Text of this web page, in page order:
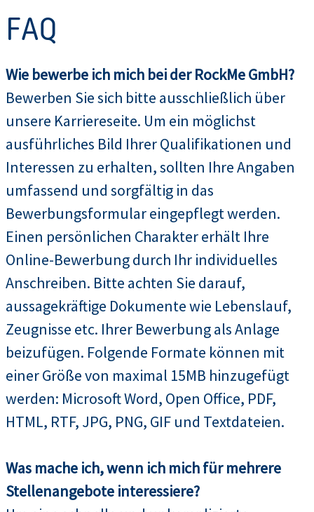
FAQ
Wie bewerbe ich mich bei der RockMe GmbH?
Bewerben Sie sich bitte ausschließlich über
unsere Karriereseite. Um ein möglichst
ausführliches Bild Ihrer Qualifikationen und
Interessen zu erhalten, sollten Ihre Angaben
umfassend und sorgfältig in das
Bewerbungsformular eingepflegt werden.
Einen persönlichen Charakter erhält Ihre
Online-Bewerbung durch Ihr individuelles
Anschreiben. Bitte achten Sie darauf,
aussagekräftige Dokumente wie Lebenslauf,
Zeugnisse etc. Ihrer Bewerbung als Anlage
beizufügen. Folgende Formate können mit
einer Größe von maximal 15MB hinzugefügt
werden: Microsoft Word, Open Office, PDF,
HTML, RTF, JPG, PNG, GIF und Textdateien.
Was mache ich, wenn ich mich für mehrere
Stellenangebote interessiere?